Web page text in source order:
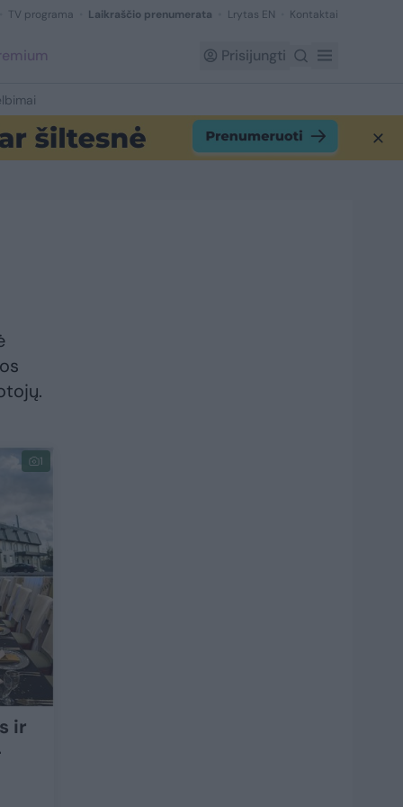
TV programa Laikraščio prenumerata Lrytas EN Kontaktai
Prisijungti
1
ir